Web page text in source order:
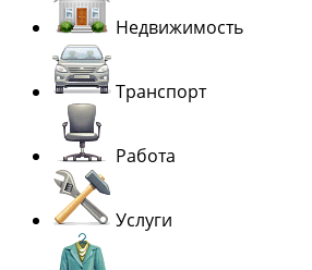
Недвижимость
Транспорт
Работа
Услуги